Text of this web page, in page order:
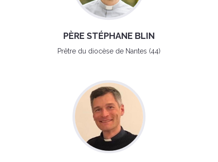
PÈRE STÉPHANE BLIN
Prêtre du diocèse de Nantes (44)